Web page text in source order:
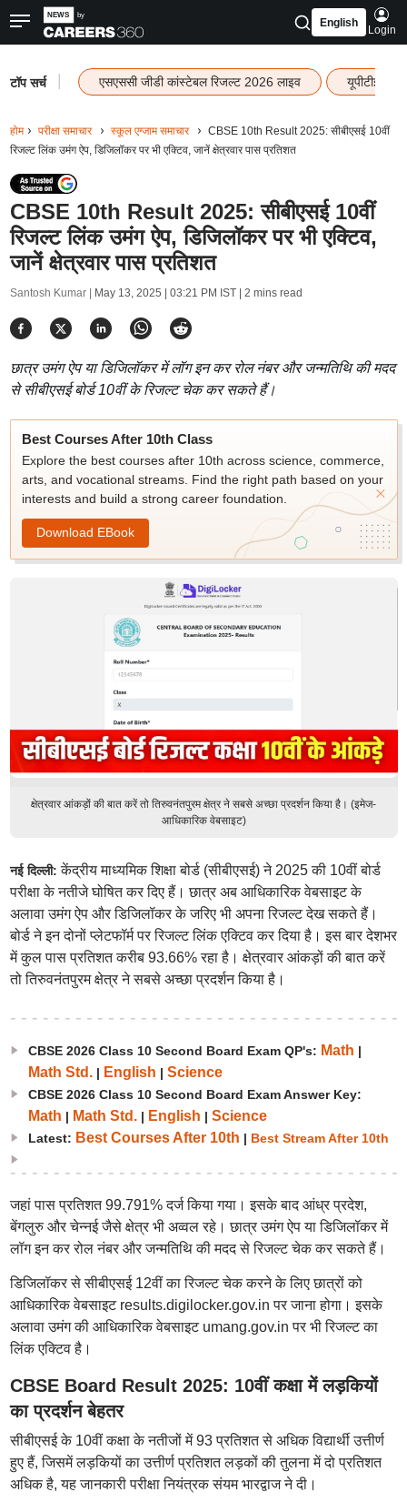
English
Login
टॉप सर्च एसएससी जीडी कांस्टेबल रिजल्ट 2026 लाइव यूपीटीईटी
होम परीक्षा समाचार स्कूल एग्जाम समाचार
CBSE 10th Result 2025: सीबीएसई 10वीं
रिजल्ट लिंक उमंग ऐप, डिजिलॉकर पर भी एक्टिव, जानें क्षेत्रवार पास प्रतिशत
CBSE 10th Result 2025: सीबीएसई 10वीं
रिजल्ट लिंक उमंग ऐप, डिजिलॉकर पर भी एक्टिव,
जानें क्षेत्रवार पास प्रतिशत
Santosh Kumar | May 13, 2025 | 03:21 PM IST| 2 mins read
छात्र उमंग ऐप या डिजिलॉकर में लॉग इन कर रोल नंबर और जन्मतिथि की मदद
से सीबीएसई बोर्ड 10वीं के रिजल्ट चेक कर सकते हैं।
Best Courses After 10th Class
Explore the best courses after 10th across science, commerce,
arts, and vocational streams. Find the right path based on your
interests and build a strong career foundation.
Download EBook
क्षेत्रवार आंकड़ों की बात करें तो तिरुवनंतपुरम क्षेत्र ने सबसे अच्छा प्रदर्शन किया है। (इमेज-
आधिकारिक वेबसाइट)
नई दिल्ली: केंद्रीय माध्यमिक शिक्षा बोर्ड (सीबीएसई) ने 2025 की 10वीं बोर्ड
परीक्षा के नतीजे घोषित कर दिए हैं। छात्र अब आधिकारिक वेबसाइट के
अलावा उमंग ऐप और डिजिलॉकर के जरिए भी अपना रिजल्ट देख सकते हैं।
बोर्ड ने इन दोनों प्लेटफॉर्म पर रिजल्ट लिंक एक्टिव कर दिया है। इस बार देशभर
में कुल पास प्रतिशत करीब 93.66% रहा है। क्षेत्रवार आंकड़ों की बात करें
तो तिरुवनंतपुरम क्षेत्र ने सबसे अच्छा प्रदर्शन किया है।
CBSE 2026 Class 10 Second Board Exam QP's: Math |
Math Std.| English | Science
CBSE 2026 Class 10 Second Board Exam Answer Key:
Math | Math Std.| English | Science
Latest: Best Courses After 10th | Best Stream After 10th
जहां पास प्रतिशत 99.791% दर्ज किया गया। इसके बाद आंध्र प्रदेश,
बेंगलुरु और चेन्नई जैसे क्षेत्र भी अव्वल रहे। छात्र उमंग ऐप या डिजिलॉकर में
लॉग इन कर रोल नंबर और जन्मतिथि की मदद से रिजल्ट चेक कर सकते हैं।
डिजिलॉकर से सीबीएसई 12वीं का रिजल्ट चेक करने के लिए छात्रों को
आधिकारिक वेबसाइट results.digilocker.gov.in पर जाना होगा। इसके
अलावा उमंग की आधिकारिक वेबसाइट umang.gov.in पर भी रिजल्ट का
लिंक एक्टिव है।
CBSE Board Result 2025: 10वीं कक्षा में लड़कियों
का प्रदर्शन बेहतर
सीबीएसई के 10वीं कक्षा के नतीजों में 93 प्रतिशत से अधिक विद्यार्थी उत्तीर्ण
हुए हैं, जिसमें लड़कियों का उत्तीर्ण प्रतिशत लड़कों की तुलना में दो प्रतिशत
अधिक है, यह जानकारी परीक्षा नियंत्रक संयम भारद्वाज ने दी।